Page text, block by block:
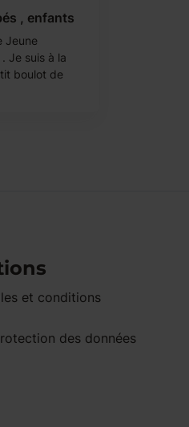
, enfants
Jeune
Je suis à la
boulot de
et conditions
des données